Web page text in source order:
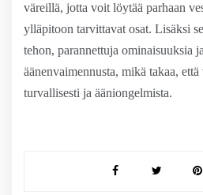
väreillä, jotta voit löytää parhaan
ylläpitoon tarvittavat osat. Lisäksi
tehon, parannettuja ominaisuuksia
äänenvaimennusta, mikä takaa,
turvallisesti ja ääniongelmista.